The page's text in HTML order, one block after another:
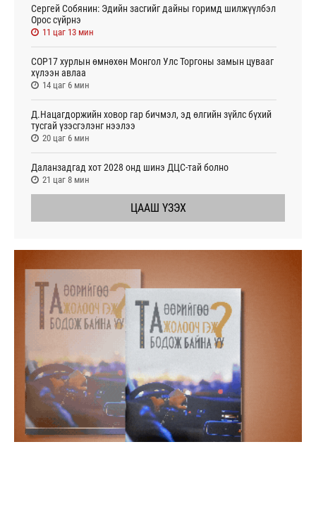
Сергей Собянин: Эдийн засгийг дайны горимд шилжүүлбэл
Орос сүйрнэ
11 цаг 13 мин
COP17 хурлын өмнөхөн Монгол Улс Торгоны замын цувааг
хүлээн авлаа
14 цаг 6 мин
Д.Нацагдоржийн ховор гар бичмэл, эд өлгийн зүйлс бүхий
тусгай үзэсгэлэнг нээлээ
20 цаг 6 мин
Даланзадгад хот 2028 онд шинэ ДЦС-тай болно
21 цаг 8 мин
ЦААШ ҮЗЭХ